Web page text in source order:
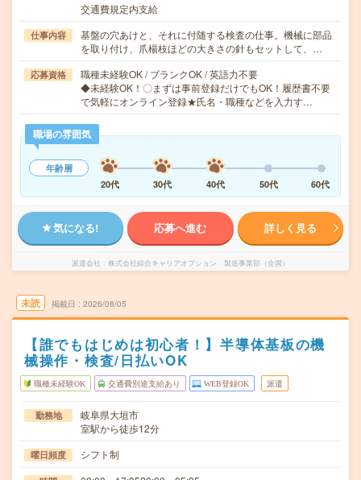
交通費規定内支給
仕事内容
基盤の穴あけと、それに付随する検査の仕事。機械に部品
を取り付け、爪楊枝ほどの大きさの針もセットして、…
応募資格
職種未経験OK / ブランクOK / 英語力不要
◆未経験OK！〇まずは事前登録だけでもOK！履歴書不要
で気軽にオンライン登録★氏名・職種などを入力す…
職場の雰囲気
年齢層
20代
30代 40代 50代 60代
気になる! 応募へ進む 詳しく見る
派遣会社 株式会社綜合キャリアオプション 製造事業部（全国）
未読 掲載日 2026/08/05
【誰でもはじめは初心者！】半導体基板の機
械操作・検査/日払いOK
職種未経験OK 交通費別途支給あり WEB登録OK 派遣
勤務地
岐阜県大垣市
室駅から徒歩12分
曜日頻度 シフト制